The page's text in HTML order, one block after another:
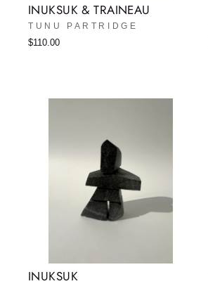
INUKSUK & TRAINEAU
TUNU PARTRIDGE
$110.00
INUKSUK